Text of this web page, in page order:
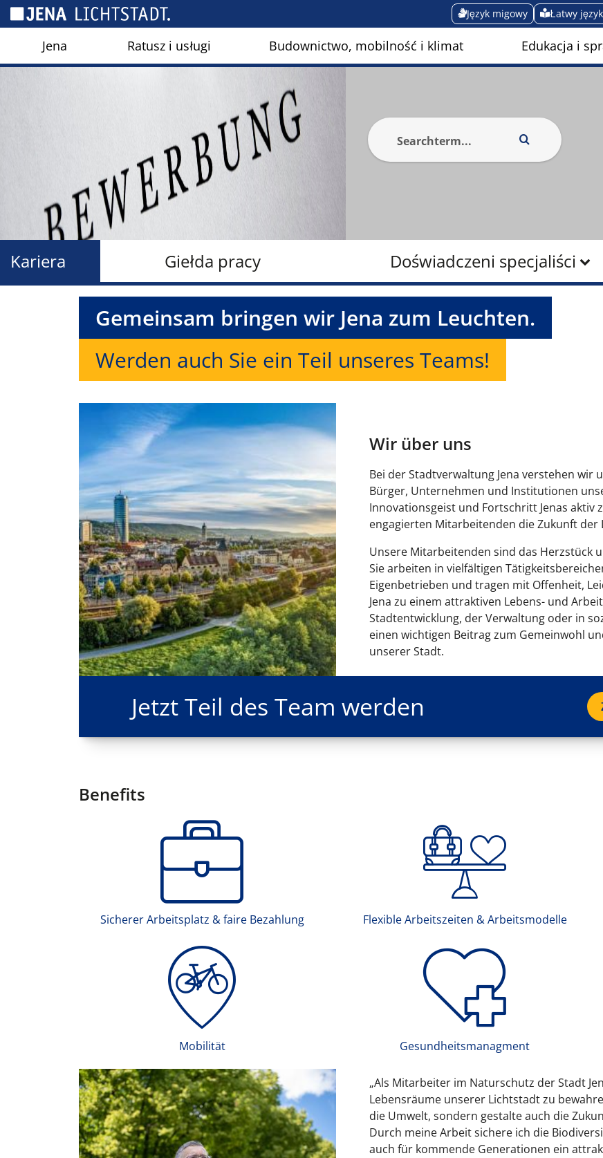
Język migowy Łatwy język
Jena Ratusz i usługi Budownictwo, mobilność i klimat Edukacja i
Giełda pracy Doświadczeni specjaliści
Kariera
Gemeinsam bringen wir Jena zum Leuchten.
Werden auch Sie ein Teil unseres Teams!
Wir über uns
Bei der Stadtverwaltung Jena verstehen
Bürger, Unternehmen und Institutionen
Innovationsgeist und Fortschritt Jenas
engagierten Mitarbeitenden die Zukunft der
Unsere Mitarbeitenden sind das Herzstück
Sie arbeiten in vielfältigen
Eigenbetrieben und tragen mit Offenheit,
Jena zu einem attraktiven Lebens- und
Stadtentwicklung, der Verwaltung oder in
einen wichtigen Beitrag zum Gemeinwohl
unserer Stadt.
Jetzt Teil des Team werden
Benefits
Sicherer Arbeitsplatz & faire Bezahlung Flexible Arbeitszeiten & Arbeitsmodelle
Mobilität Gesundheitsmanagment
„Als Sozialarbeiterin bei der Stadt Jena
Familien dabei, ihren Alltag zu meistern
Arbeit ist geprägt von Vertrauen, Zuhören
dazu bei, dass unsere Stadt nicht nur
gerecht bleibt.“
Panel zarządzania plikami cookies